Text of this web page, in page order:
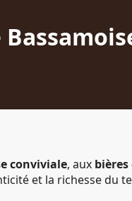
conviviale, aux
et la richesse